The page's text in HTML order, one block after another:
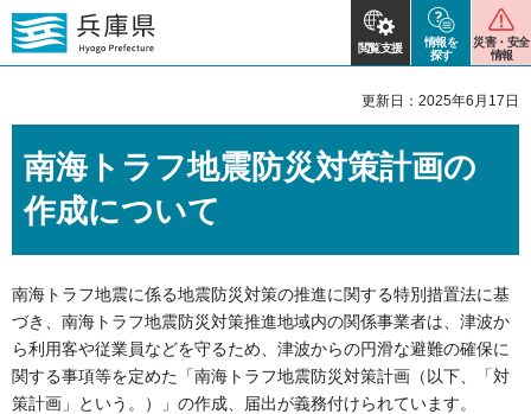
閲覧支援
情報を
探す
災害・安全
情報
更新日：2025年6月17日
南海トラフ地震防災対策計画の
作成について
南海トラフ地震に係る地震防災対策の推進に関する特別措置法に基
づき、南海トラフ地震防災対策推進地域内の関係事業者は、津波か
ら利用客や従業員などを守るため、津波からの円滑な避難の確保に
関する事項等を定めた「南海トラフ地震防災対策計画（以下、「対
策計画」という。）」の作成、届出が義務付けられています。